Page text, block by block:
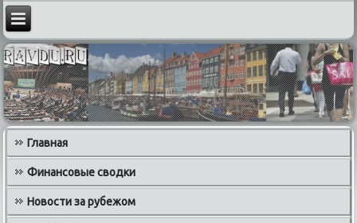
Главная
Финансовые сводки
Новости за рубежом